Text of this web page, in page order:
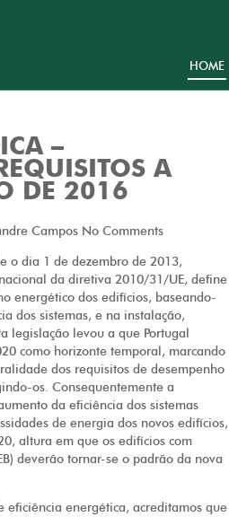
HOME
–
A
DE 2016
Campos No Comments
o dia 1 de dezembro de 2013,
da diretiva 2010/31/UE, define
energético dos edifícios, baseando-
dos sistemas, e na instalação,
legislação levou a que Portugal
como horizonte temporal, marcando
dos requisitos de desempenho
os. Consequentemente a
da eficiência dos sistemas
de energia dos novos edifícios,
altura em que os edifícios com
deverão tornar-se o padrão da nova
eficiência energética, acreditamos que